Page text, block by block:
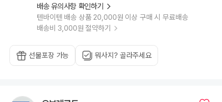
배송 유의사항 확인하기
텐바이텐 배송 상품 20,000원 이상 구매 시 무료배송
배송비 3,000원 절약하기
선물포장 가능 뭐사지? 골라주세요